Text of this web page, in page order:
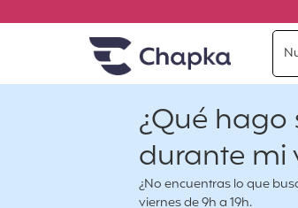
Chapka Seguros de viaje
¿Qué
durante mi
¿No encuentras lo que
viernes de 9h a 19h.